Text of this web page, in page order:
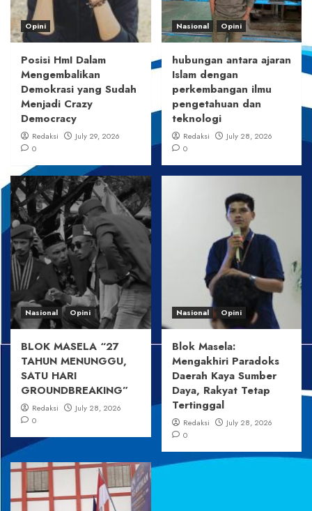
Opini
Posisi HmI Dalam
Mengembalikan
Demokrasi yang Sudah
Menjadi Crazy
Democracy
Redaksi
July 29, 2026
0
Nasional Opini
hubungan antara ajaran
Islam dengan
perkembangan ilmu
pengetahuan dan
teknologi
Redaksi
July 28, 2026
0
Nasional Opini
BLOK MASELA “27
TAHUN MENUNGGU,
SATU HARI
GROUNDBREAKING”
Redaksi
July 28, 2026
0
Nasional Opini
Blok Masela:
Mengakhiri Paradoks
Daerah Kaya Sumber
Daya, Rakyat Tetap
Tertinggal
Redaksi
July 28, 2026
0